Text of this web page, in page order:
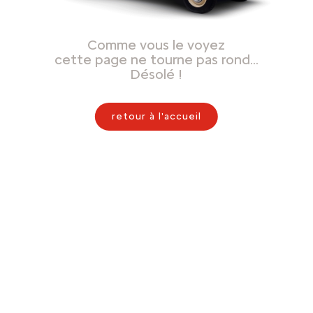
Comme vous le voyez
cette page ne tourne pas rond…
Désolé !
retour à l'accueil